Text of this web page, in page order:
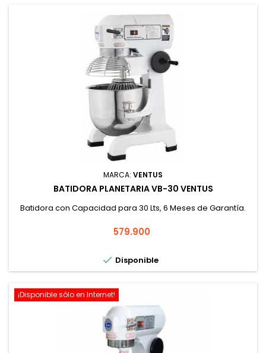
MARCA: VENTUS
BATIDORA PLANETARIA VB-30 VENTUS
Batidora con Capacidad para 30 Lts, 6 Meses de Garantía.
Precio
579.900
 Disponible
¡Disponible sólo en Internet!